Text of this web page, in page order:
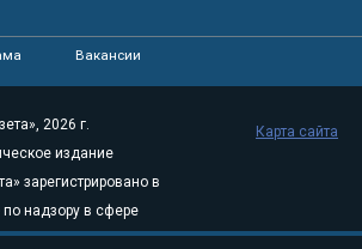
Вакансии
2026 г.
издание
зарегистрировано в
надзору в сфере
технологий и
Карта сайта